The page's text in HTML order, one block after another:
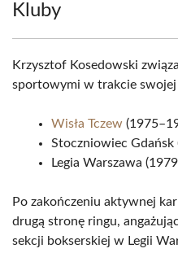
Kluby
Krzysztof Kosedowski
sportowymi w trakcie
Wisła Tczew
Stoczniowiec Gdańsk
Legia Warszawa
Po zakończeniu aktywnej
drugą stronę ringu,
sekcji bokserskiej w Legii